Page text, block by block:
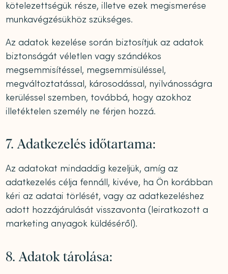
kötelezettségük része, illetve ezek megismerése
munkavégzésükhöz szükséges.
Az adatok kezelése során biztosítjuk az adatok
biztonságát véletlen vagy szándékos
megsemmisítéssel, megsemmisüléssel,
megváltoztatással, károsodással, nyilvánosságra
kerüléssel szemben, továbbá, hogy azokhoz
illetéktelen személy ne férjen hozzá.
7. Adatkezelés időtartama:
Az adatokat mindaddig kezeljük, amíg az
adatkezelés célja fennáll, kivéve, ha Ön korábban
kéri az adatai törlését, vagy az adatkezeléshez
adott hozzájárulását visszavonta (leiratkozott a
marketing anyagok küldéséről).
8. Adatok tárolása: